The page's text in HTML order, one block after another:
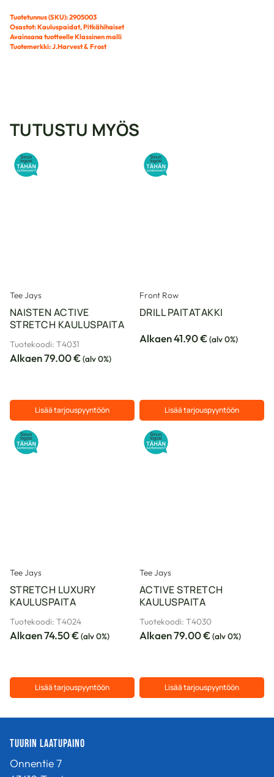
50
LADY
White
Tuotetunnus (SKU):2905003
Osastot:Kauluspaidat,Pitkähihaiset
Avainsana tuotteelleKlassinen malli
Tuotemerkki:J.Harvest & Frost
TUTUSTU MYÖS
Tee Jays
NAISTEN ACTIVE
STRETCH KAULUSPAITA
Tuotekoodi: T4031
Alkaen79.00€(alv 0%)
Lisää tarjouspyyntöön
Tällä
tuotteella
Front Row
DRILL PAITATAKKI
Alkaen41.90€(alv 0%)
Lisää tarjouspyyntöön
Tällä
tuotteella
Tee Jays
STRETCH LUXURY
KAULUSPAITA
Tuotekoodi: T4024
Alkaen74.50€(alv 0%)
Lisää tarjouspyyntöön
tuotteella
useampi
muunnelma.
Tee Jays
ACTIVE STRETCH
KAULUSPAITA
Tuotekoodi: T4030
Alkaen79.00€(alv 0%)
Lisää tarjouspyyntöön
tuotteella
Tuurin Laatupaino
Onnentie 7